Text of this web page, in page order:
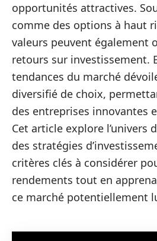
opportunités attractives.
comme des options à haut
valeurs peuvent également
retours sur investissement.
tendances du marché
diversifié de choix,
des entreprises innovantes
Cet article explore l’univers
des stratégies
critères clés à considérer
rendements tout en
ce marché potentiellement